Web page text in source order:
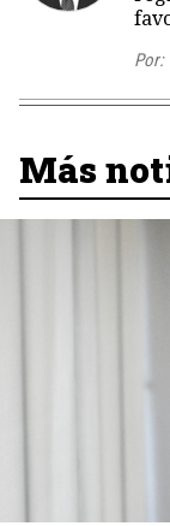
Por:
Más